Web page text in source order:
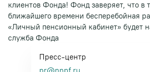
клиентов Фонда! Фонд заверяет, что в
ближайшего времени бесперебойная
«Личный пенсионный кабинет» будет
служба Фонда
Пресс-центр